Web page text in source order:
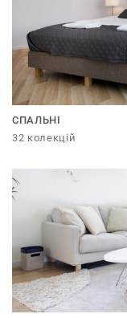
СПАЛЬНІ
32 колекцій